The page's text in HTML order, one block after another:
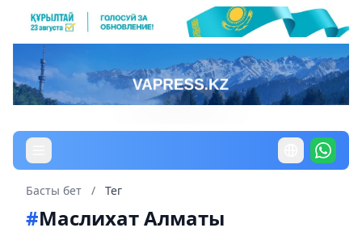
Басты бет / Тег
#Маслихат Алматы